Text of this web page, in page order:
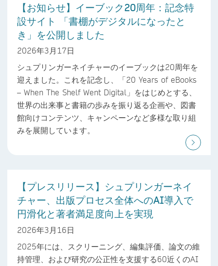
【お知らせ】イーブック20周年：記念特
設サイト 「書棚がデジタルになったと
き」を公開しました
2026年3月17日
シュプリンガーネイチャーのイーブックは20周年を
迎えました。これを記念し、「20 Years of eBooks
– When The Shelf Went Digital」をはじめとする、
世界の出来事と書籍の歩みを振り返る企画や、図書
館向けコンテンツ、キャンペーンなど多様な取り組
みを展開しています。
【プレスリリース】シュプリンガーネイ
チャー、出版プロセス全体へのAI導入で
円滑化と著者満足度向上を実現
2026年3月16日
2025年には、スクリーニング、編集評価、論文の維
持管理、および研究の公正性を支援する60近くのAI